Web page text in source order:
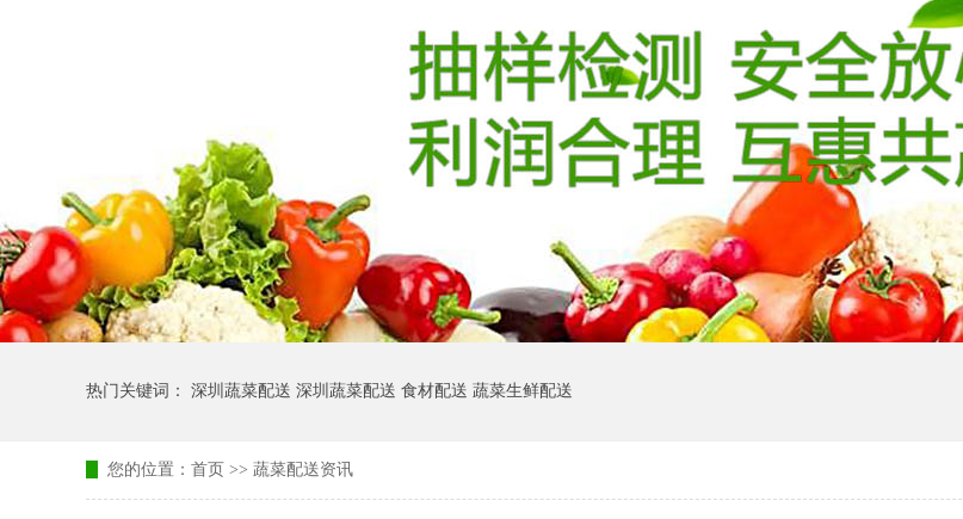
热门关键词： 深圳蔬菜配送 深圳蔬菜配送 食材配送 蔬菜生鲜配送
您的位置： 首页 >> 蔬菜配送资讯